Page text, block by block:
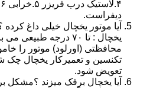
دیفراست.
آیا موتور یخچال خیلی داغ
یخچال : تا ۷۰ درجه
محافظتی (اورلود) موتور را
تکنسین و تعمیرکار یخچال چک
تعویض شود.
آیا یخچال برفک میزند ؟مشکل